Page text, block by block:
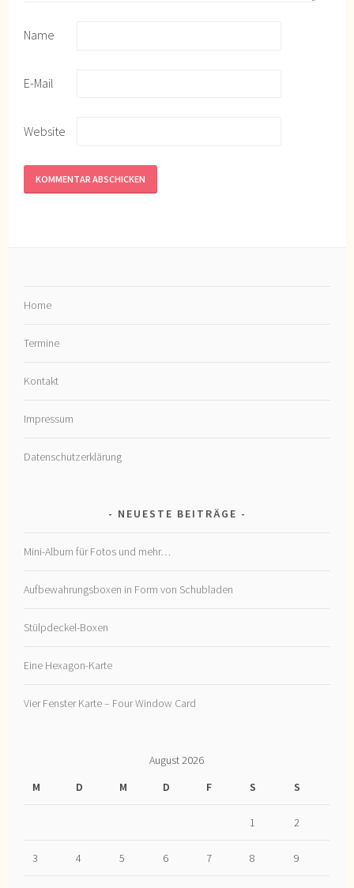
Name
E-Mail
Website
Home
Termine
Kontakt
Impressum
Datenschutzerklärung
NEUESTE BEITRÄGE
Mini-Album für Fotos und mehr…
Aufbewahrungsboxen in Form von Schubladen
Stülpdeckel-Boxen
Eine Hexagon-Karte
Vier Fenster Karte – Four Window Card
August 2026
M
D M D F S S
1 2
3 4 5 6 7 8 9